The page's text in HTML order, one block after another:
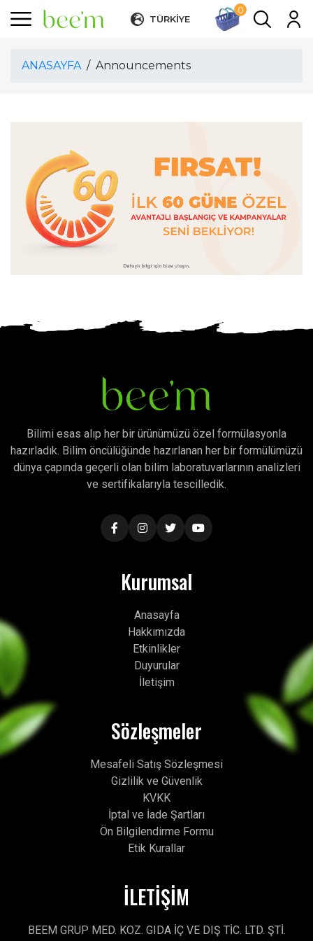
TÜRKİYE
0
ANASAYFA / Announcements
Bilimi esas alıp her bir ürünümüzü özel formülasyonla
hazırladık. Bilim öncülüğünde hazırlanan her bir formülümüzü
dünya çapında geçerli olan bilim laboratuvarlarının analizleri
ve sertifikalarıyla tescilledik.
Kurumsal
Anasayfa
Hakkımızda
Etkinlikler
Duyurular
İletişim
Sözleşmeler
Mesafeli Satış Sözleşmesi
Gizlilik ve Güvenlik
KVKK
İptal ve İade Şartları
Ön Bilgilendirme Formu
Etik Kurallar
İLETİŞİM
BEEM GRUP MED. KOZ. GIDA İÇ VE DIŞ TİC. LTD. ŞTİ.
ANASAYFA
ÜRÜNLER